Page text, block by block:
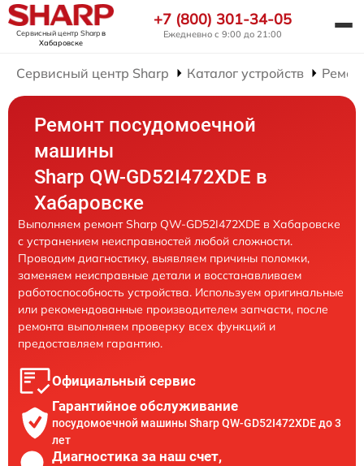
Сервисный центр Sharpв
Хабаровске
+7 (800) 301-34-05
Ежедневно с 9:00 до 21:00
Сервисный центр Sharp Каталог устройств
Ремонт посудомоечной
машины
Sharp QW-GD52I472XDE в
Хабаровске
Выполняем ремонт Sharp QW-GD52I472XDE в Хабаровске
с устранением неисправностей любой сложности.
Проводим диагностику, выявляем причины поломки,
заменяем неисправные детали и восстанавливаем
работоспособность устройства. Используем оригинальные
или рекомендованные производителем запчасти, после
ремонта выполняем проверку всех функций и
предоставляем гарантию.
Официальный сервис
Гарантийное обслуживание
посудомоечной машины Sharp QW-GD52I472XDE до 3
лет
Диагностика за наш счет,